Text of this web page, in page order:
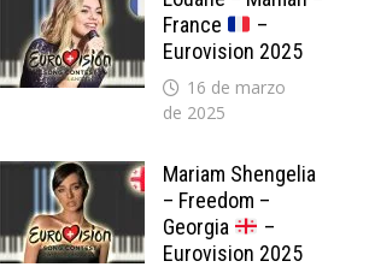
France
–
Eurovision 2025
16 de marzo
de 2025
Mariam Shengelia
– Freedom –
Georgia
–
Eurovision 2025